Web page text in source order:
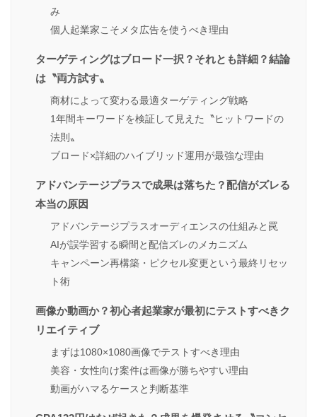
み
個人起業家こそメタ広告を使うべき理由
ターゲティングはブロード一択？それとも詳細？結論
は〝両方試す〟
商材によって変わる最適ターゲティング戦略
1年間キーワードを検証して見えた〝ヒットワードの
法則〟
ブロード×詳細のハイブリッド運用が最強な理由
アドバンテージプラスで成果は落ちた？配信がズレる
本当の原因
アドバンテージプラスオーディエンスの仕組みと罠
AIが誤学習する瞬間と配信ズレのメカニズム
キャンペーン再構築・ピクセル変更という最終リセッ
ト術
画像か動画か？初心者起業家が最初にテストすべきク
リエイティブ
まずは1080×1080画像でテストすべき理由
美容・女性向け案件は画像が勝ちやすい理由
動画がハマるケースと判断基準